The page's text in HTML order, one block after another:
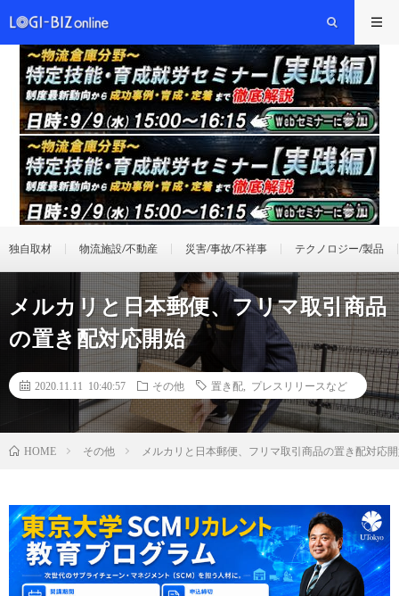
独自取材 物流施設/不動産 災害/事故/不祥事 テクノロジー/製品
メルカリと日本郵便、フリマ取引商品
の置き配対応開始
2020.11.11 10:40:57 その他 置き配 プレスリリースなど
HOME その他 メルカリと日本郵便、フリマ取引商品の置き配対応